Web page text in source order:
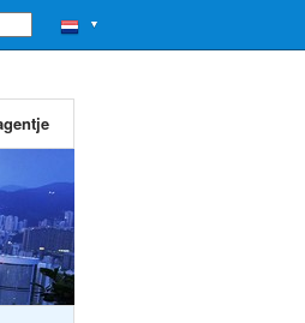
▼